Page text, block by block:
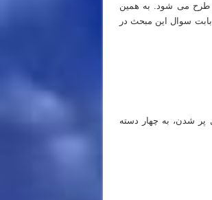
طرح می شود. به همین
سوال این مبحث در
پر شدن، به چهار دسته